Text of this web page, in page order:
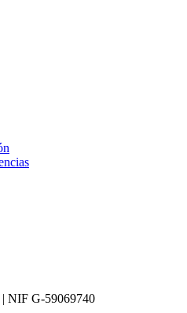
NIF G-59069740